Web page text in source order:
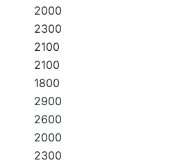
2000
2300
2100
2100
1800
2900
2600
2000
2300